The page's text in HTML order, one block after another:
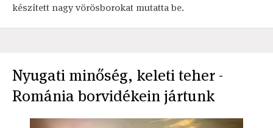
készített nagy vörösborokat mutatta be.
Nyugati minőség, keleti teher -
Románia borvidékein jártunk